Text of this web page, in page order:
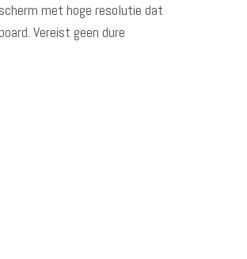
scherm met hoge resolutie dat
Vereist geen dure